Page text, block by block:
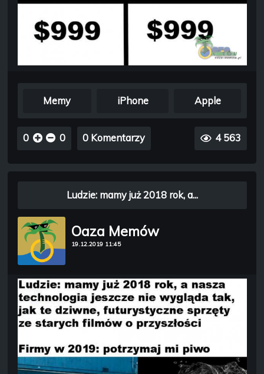
Memy iPhone Apple
0 0 0 Komentarzy 4 563
Oaza Memów
19.12.2019 11:45
Ludzie: mamy już 2018 rok, a...